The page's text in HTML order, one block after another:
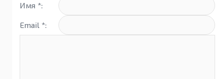
Имя *:
Email *: